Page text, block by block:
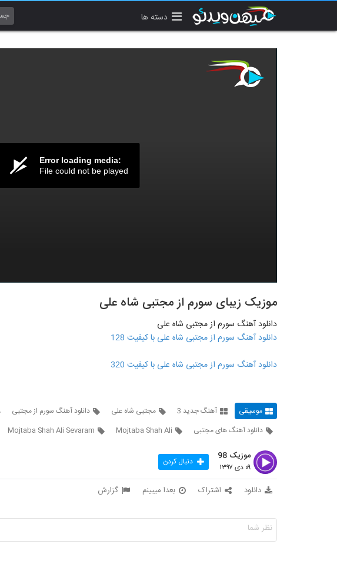
دسته ها
Error loading media:
File could not be played
موزیک زیبای سورم از مجتبی شاه علی
دانلود آهنگ سورم از مجتبی شاه علی
دانلود آهنگ سورم از مجتبی شاه علی با کیفیت 128
دانلود آهنگ سورم از مجتبی شاه علی با کیفیت 320
موسیقی آهنگ جدید 3 مجتبی شاه علی دانلود آهنگ سورم از مجتبی
دانلود آهنگ های مجتبی
Mojtaba Shah Ali
Mojtaba Shah Ali Sevaram
موزیک 98
۰۹ دی ۱۳۹۷ دنبال کردن
دانلود اشتراک بعدا میبینم گزارش